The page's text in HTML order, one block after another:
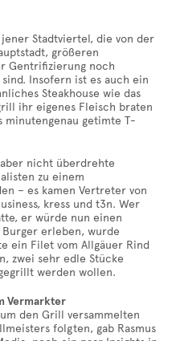
Stadtviertel, die von der
größeren
Gentrifizierung noch
Insofern ist es auch ein
Steakhouse wie das
ihr eigenes Fleisch braten
minutengenau getimte T-
nicht überdrehte
zu einem
– es kamen Vertreter von
kress und t3n. Wer
er würde nun einen
erleben, wurde
ein Filet vom Allgäuer Rind
zwei sehr edle Stücke
werden wollen.
Vermarkter
den Grill versammelten
folgten, gab Rasmus